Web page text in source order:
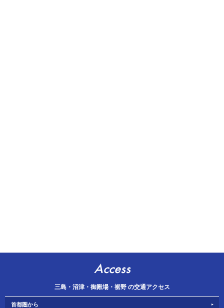
Access
三島・沼津・御殿場・裾野 の交通アクセス
首都圏から